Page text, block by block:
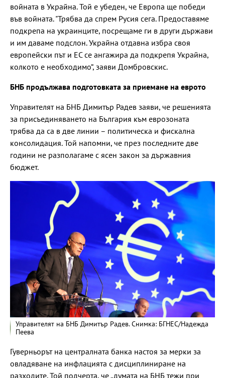
войната в Украйна. Той е убеден, че Европа ще победи
във войната. "Трябва да спрем Русия сега. Предоставяме
подкрепа на украинците, посрещаме ги в други държави
и им даваме подслон. Украйна отдавна избра своя
европейски път и ЕС се ангажира да подкрепя Украйна,
колкото е необходимо“, заяви Домбровскис.
БНБ продължава подготовката за приемане на еврото
Управителят на БНБ Димитър Радев заяви, че решенията
за присъединяването на България към еврозоната
трябва да са в две линии – политическа и фискална
консолидация. Той напомни, че през последните две
години не разполагаме с ясен закон за държавния
бюджет.
Управителят на БНБ Димитър Радев. Снимка: БГНЕС/Надежда
Пеева
Гуверньорът на централната банка настоя за мерки за
овладяване на инфлацията с дисциплиниране на
разходите. Той подчерта, че „думата на БНБ тежи при